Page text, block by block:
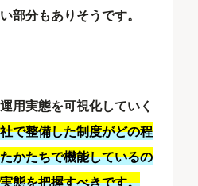
部分もありそうです。
用実態を可視化していく
で整備した制度がどの程
かたちで機能しているの
態を把握すべきです。